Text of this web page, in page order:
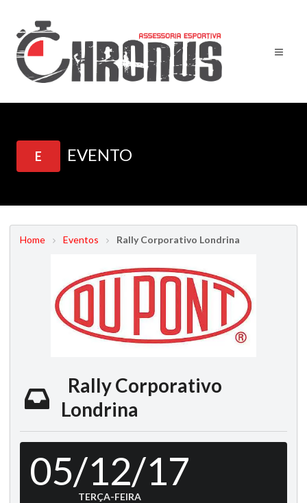
E EVENTO
Home Eventos Rally Corporativo Londrina
Rally Corporativo
Londrina
05/12/17
TERÇA-FEIRA